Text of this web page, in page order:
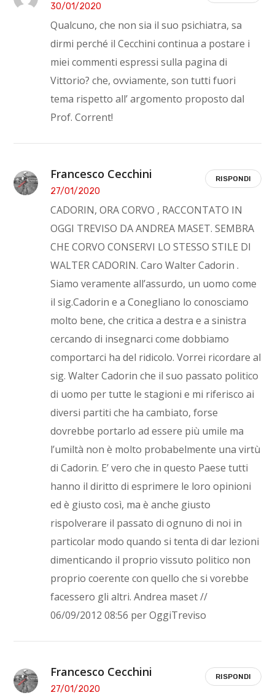
30/01/2020
Qualcuno, che non sia il suo psichiatra, sa
dirmi perché il Cecchini continua a postare i
miei commenti espressi sulla pagina di
Vittorio? che, ovviamente, son tutti fuori
tema rispetto all’ argomento proposto dal
Prof. Corrent!
Francesco Cecchini
27/01/2020
CADORIN, ORA CORVO , RACCONTATO IN
OGGI TREVISO DA ANDREA MASET. SEMBRA
CHE CORVO CONSERVI LO STESSO STILE DI
WALTER CADORIN. Caro Walter Cadorin .
Siamo veramente all’assurdo, un uomo come
il sig.Cadorin e a Conegliano lo conosciamo
molto bene, che critica a destra e a sinistra
cercando di insegnarci come dobbiamo
comportarci ha del ridicolo. Vorrei ricordare al
sig. Walter Cadorin che il suo passato politico
di uomo per tutte le stagioni e mi riferisco ai
diversi partiti che ha cambiato, forse
dovrebbe portarlo ad essere più umile ma
l’umiltà non è molto probabelmente una virtù
di Cadorin. E’ vero che in questo Paese tutti
hanno il diritto di esprimere le loro opinioni
ed è giusto così, ma è anche giusto
rispolverare il passato di ognuno di noi in
particolar modo quando si tenta di dar lezioni
dimenticando il proprio vissuto politico non
proprio coerente con quello che si vorebbe
facessero gli altri. Andrea maset //
06/09/2012 08:56 per OggiTreviso
RISPONDI
Francesco Cecchini
27/01/2020
RISPONDI